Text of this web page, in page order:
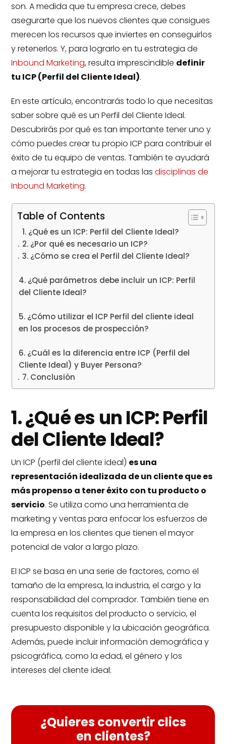
son. A medida que tu empresa crece, debes
asegurarte que los nuevos clientes que consigues
merecen los recursos que inviertes en conseguirlos
y retenerlos. Y, para lograrlo en tu estrategia de
Inbound Marketing, resulta imprescindible definir
tu ICP (Perfil del Cliente Ideal).
En este artículo, encontrarás todo lo que necesitas
saber sobre qué es un Perfil del Cliente Ideal.
Descubrirás por qué es tan importante tener uno y
cómo puedes crear tu propio ICP para contribuir el
éxito de tu equipo de ventas. También te ayudará
a mejorar tu estrategia en todas lasdisciplinas de
Inbound Marketing.
Table of Contents
1. ¿Qué es un ICP: Perfil del Cliente Ideal?
2. ¿Por qué es necesario un ICP?
3. ¿Cómo se crea el Perfil del Cliente Ideal?
4. ¿Qué parámetros debe incluir un ICP: Perfil
del Cliente Ideal?
5. ¿Cómo utilizar el ICP Perfil del cliente ideal
en los procesos de prospección?
6. ¿Cuál es la diferencia entre ICP (Perfil del
Cliente Ideal) y Buyer Persona?
7. Conclusión
1. ¿Qué es un ICP: Perfil
del Cliente Ideal?
Un ICP (perfil del cliente ideal) es una
representación idealizada de un cliente que es
más propenso a tener éxito con tu producto o
servicio. Se utiliza como una herramienta de
marketing y ventas para enfocar los esfuerzos de
la empresa en los clientes que tienen el mayor
potencial de valor a largo plazo.
El ICP se basa en una serie de factores, como el
tamaño de la empresa, la industria, el cargo y la
responsabilidad del comprador. También tiene en
cuenta los requisitos del producto o servicio, el
presupuesto disponible y la ubicación geográfica.
Además, puede incluir información demográfica y
psicográfica, como la edad, el género y los
intereses del cliente ideal.
¿Quieres convertir clics
en clientes?